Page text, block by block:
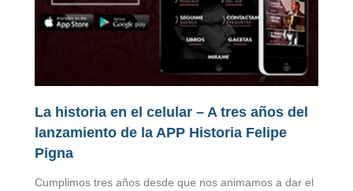
La historia en el celular – A tres años del
lanzamiento de la APP Historia Felipe
Pigna
Cumplimos tres años desde que nos animamos a dar el